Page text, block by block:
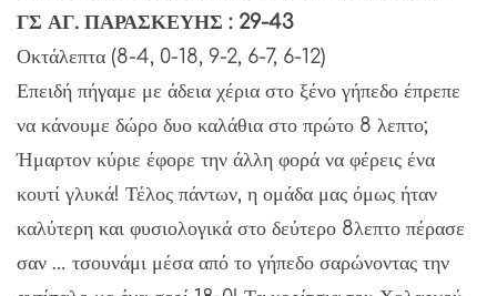
ΓΣ ΑΓ. ΠΑΡΑΣΚΕΥΗΣ : 29-43
Οκτάλεπτα (8-4, 0-18, 9-2, 6-7, 6-12)
Επειδή πήγαμε με άδεια χέρια στο ξένο γήπεδο έπρεπε
να κάνουμε δώρο δυο καλάθια στο πρώτο 8 λεπτο;
Ήμαρτον κύριε έφορε την άλλη φορά να φέρεις ένα
κουτί γλυκά! Τέλος πάντων, η ομάδα μας όμως ήταν
καλύτερη και φυσιολογικά στο δεύτερο 8λεπτο πέρασε
σαν … τσουνάμι μέσα από το γήπεδο σαρώνοντας την